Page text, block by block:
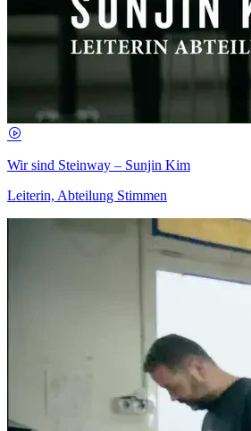
Wir sind Steinway – Sunjin Kim
Leiterin, Abteilung Stimmen